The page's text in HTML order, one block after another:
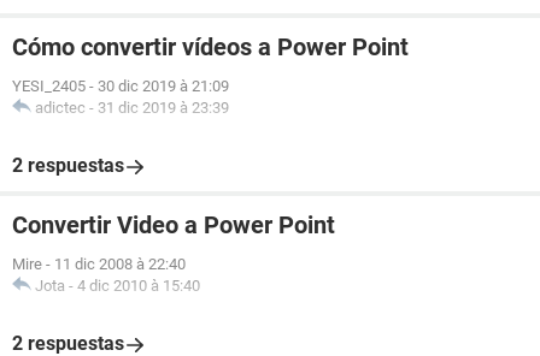
Cómo convertir vídeos a Power Point
YESI_2405 - 30 dic 2019 à 21:09
adictec - 31 dic 2019 à 23:39
2 respuestas
Convertir Video a Power Point
Mire - 11 dic 2008 à 22:40
Jota - 4 dic 2010 à 15:40
2 respuestas